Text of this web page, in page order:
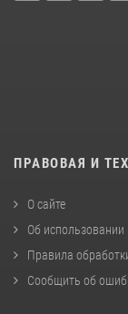
ПРАВОВАЯ И
О сайте
Об
Правила
Сообщить об